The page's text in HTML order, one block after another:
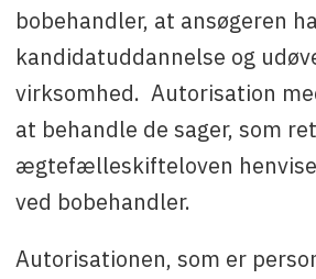
bobehandler, at ansøgeren
kandidatuddannelse og
virksomhed. Autorisation
at behandle de sager, som
ægtefælleskifteloven
ved bobehandler.
Autorisationen, som er